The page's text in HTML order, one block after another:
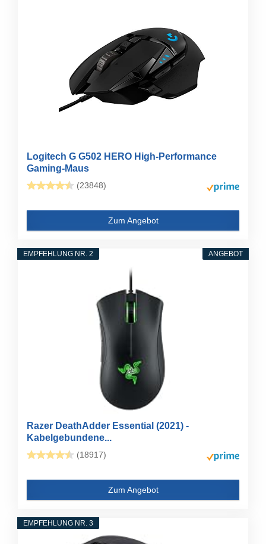
Logitech G G502 HERO High-Performance
Gaming-Maus
(23848)
Zum Angebot
ANGEBOT
EMPFEHLUNG NR. 2
Razer DeathAdder Essential (2021) -
Kabelgebundene...
(18917)
Zum Angebot
EMPFEHLUNG NR. 3